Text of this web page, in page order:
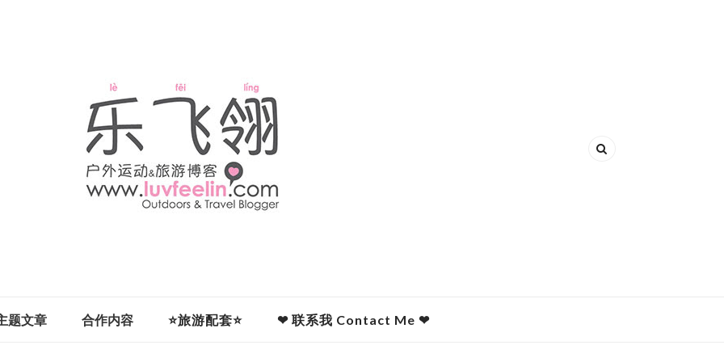
题文章 合作内容 ⭐旅游配套⭐ ❤ 联系我 Contact Me ❤